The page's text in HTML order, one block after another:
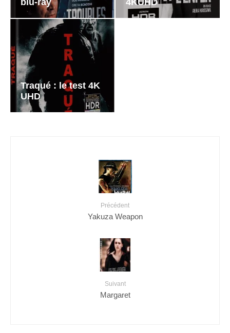
Traqué : le test 4K
UHD
Précédent
Yakuza Weapon
Suivant
Margaret